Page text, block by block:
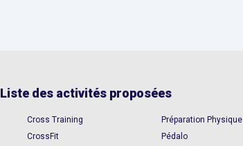
Liste des activités proposées
Cross Training
Préparation Physique
CrossFit
Pédalo